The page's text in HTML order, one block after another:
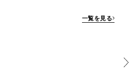
一覧を見る